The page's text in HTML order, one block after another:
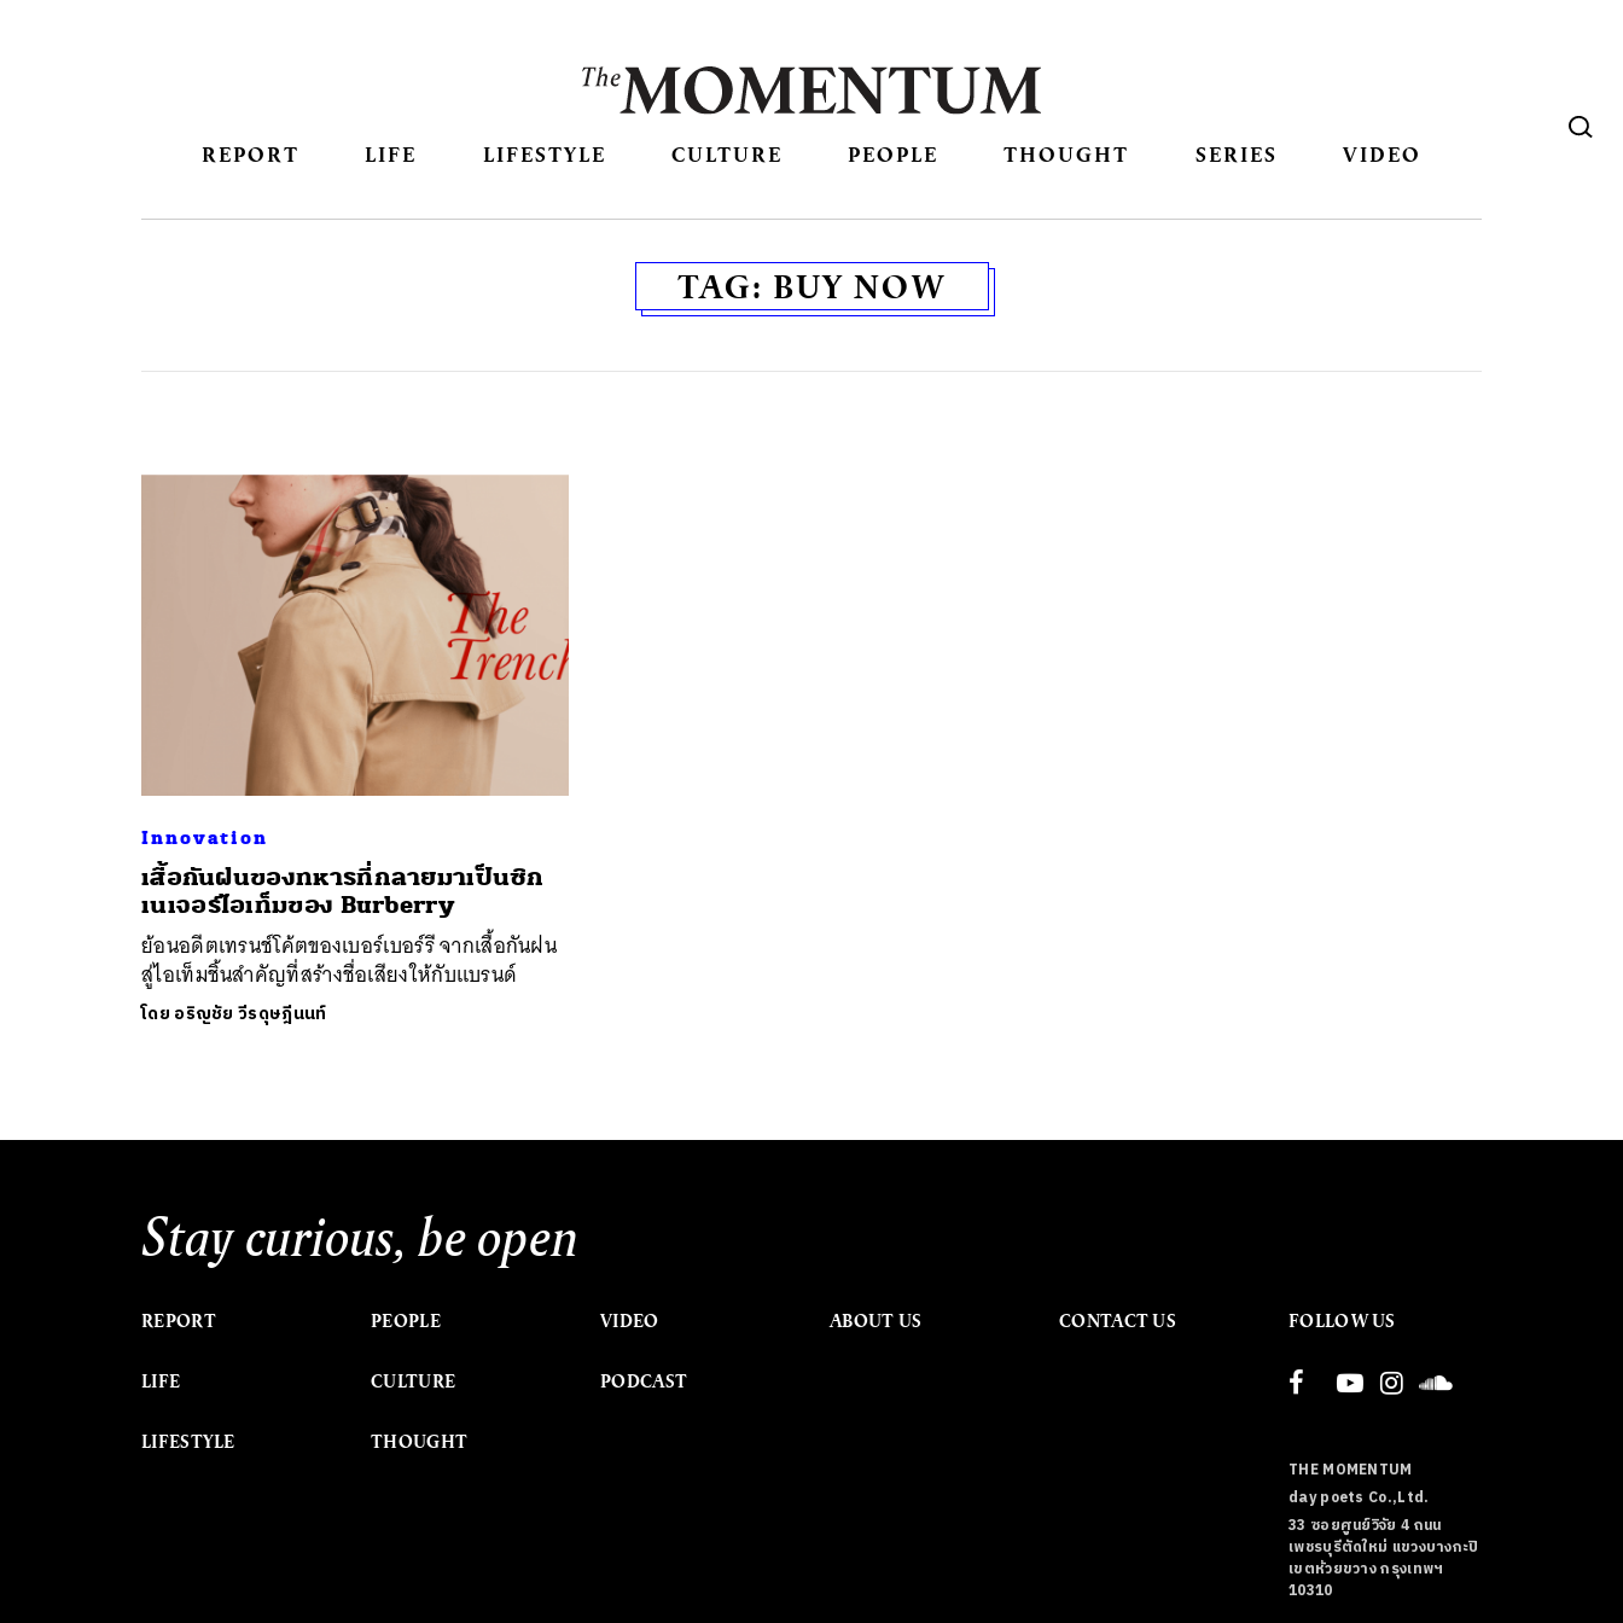
REPORT LIFE LIFESTYLE CULTURE PEOPLE THOUGHT SERIES VIDEO
TAG: BUY NOW
Innovation
เสื้อกันฝนของทหารที่กลายมาเป็นซิก
เนเจอร์ไอเท็มของ Burberry
ย้อนอดีตเทรนช์โค้ตของเบอร์เบอร์รี จากเสื้อกันฝน
สู่​ไอเท็มชิ้นสำคัญที่สร้างชื่อเสียงให้กับแบรนด์
โดย อริญชัย วีรดุษฎีนนท์
Stay curious, be open
REPORT
LIFE
LIFESTYLE
PEOPLE
CULTURE
THOUGHT
VIDEO
PODCAST
ABOUT US CONTACT US FOLLOW US
THE MOMENTUM
day poets Co.,Ltd.
33 ซอยศูนย์วิจัย 4 ถนน
เพชรบุรีตัดใหม่ แขวงบางกะปิ
เขตห้วยขวาง กรุงเทพฯ
10310